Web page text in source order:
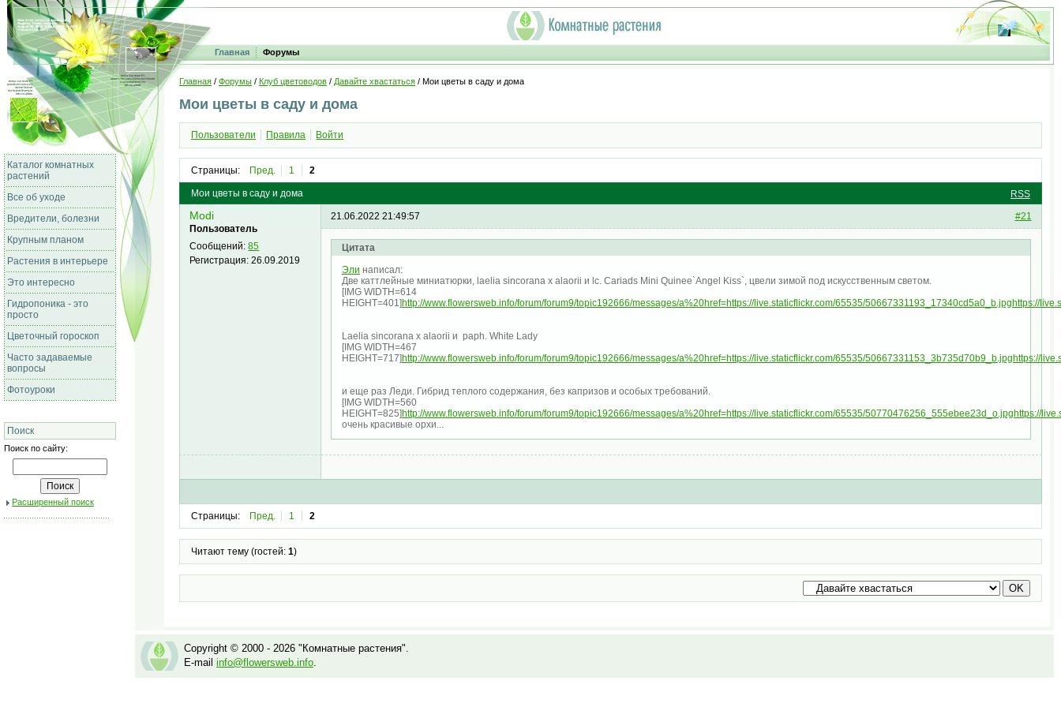
Главная Форумы
Каталог комнатных
растений
Все об уходе
Вредители, болезни
Крупным планом
Растения в интерьере
Это интересно
Гидропоника - это
просто
Цветочный гороскоп
Часто задаваемые
вопросы
Фотоуроки
Поиск
Поиск по сайту:
Расширенный поиск
Главная / Форумы / Клуб цветоводов / Давайте хвастаться / Мои цветы в саду и дома
Мои цветы в саду и дома
Пользователи Правила Войти
Страницы: Пред. 1 2
RSS
Мои цветы в саду и дома
Modi
Пользователь
Сообщений:85
Регистрация:26.09.2019
#21
21.06.2022 21:49:57
Цитата
Эли написал:
Две каттлейные миниатюрки, laelia sincorana x alaorii и lc. Cariads Mini Quinee`Angel Kiss`, цвели зимой под искусственным светом.
[IMG WIDTH=614
HEIGHT=401]http://www.flowersweb.info/forum/forum9/topic192666/messages/a%20href=https://live.staticflickr.com/65535/50667331193_17340cd5a0_b.jpghttps://
Laelia sincorana x alaorii и paph. White Lady
[IMG WIDTH=467
HEIGHT=717]http://www.flowersweb.info/forum/forum9/topic192666/messages/a%20href=https://live.staticflickr.com/65535/50667331153_3b735d70b9_b.jpghttps://
и еще раз Леди. Гибрид теплого содержания, без капризов и особых требований.
[IMG WIDTH=560
HEIGHT=825]http://www.flowersweb.info/forum/forum9/topic192666/messages/a%20href=https://live.staticflickr.com/65535/50770476256_555ebee23d_o.jpghttps://
очень красивые орхи...
Страницы: Пред. 1 2
Читают тему (гостей: 1)
Copyright © 2000 - 2026 "Комнатные растения".
E-mail info@flowersweb.info.